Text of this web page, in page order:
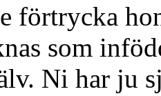
förtrycka
som
Ni har ju